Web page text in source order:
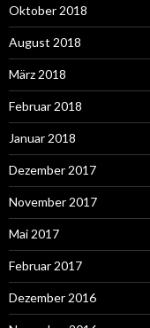
Oktober 2018
August 2018
März 2018
Februar 2018
Januar 2018
Dezember 2017
November 2017
Mai 2017
Februar 2017
Dezember 2016